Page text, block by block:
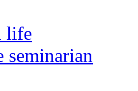
life
seminarian